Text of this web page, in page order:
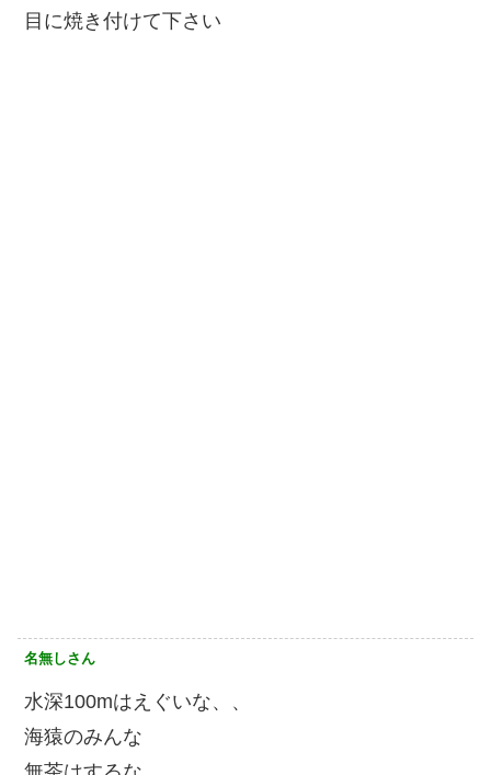
目に焼き付けて下さい
名無しさん
水深100mはえぐいな、、
海猿のみんな